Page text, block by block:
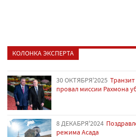
КОЛОНКА ЭКСПЕРТА
30 ОКТЯБРЯ'2025
провал миссии Рахмона
8 ДЕКАБРЯ'2024
режима Асада